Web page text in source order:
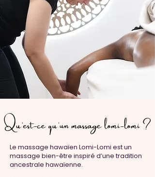
Qu’est-ce qu’un massage lomi-lomi ?
Le massage hawaïen Lomi-Lomi est un
massage bien-être inspiré d’une tradition
ancestrale hawaïenne.